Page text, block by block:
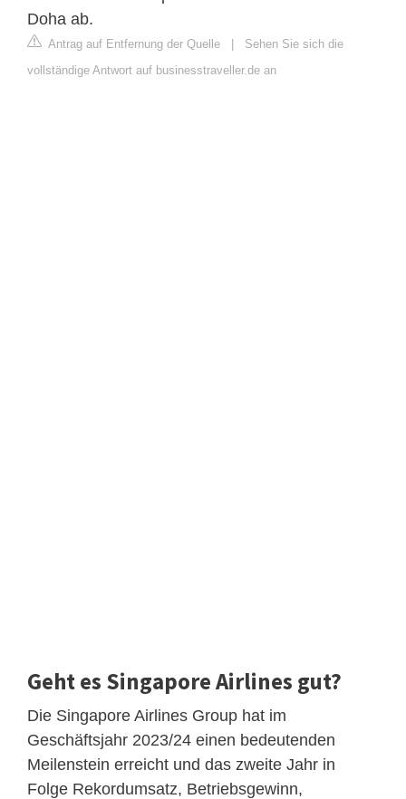
Doha ab.
Antrag auf Entfernung der Quelle | Sehen Sie sich die
vollständige Antwort auf businesstraveller.de an
Geht es Singapore Airlines gut?
Die Singapore Airlines Group hat im
Geschäftsjahr 2023/24 einen bedeutenden
Meilenstein erreicht und das zweite Jahr in
Folge Rekordumsatz, Betriebsgewinn,